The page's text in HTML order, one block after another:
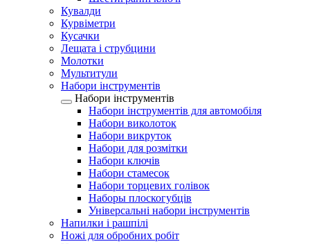
Кувалди
Курвіметри
Кусачки
Лещата і струбцини
Молотки
Мультитули
Набори інструментів
Набори інструментів
Набори інструментів для автомобіля
Набори виколоток
Набори викруток
Набори для розмітки
Набори ключів
Набори стамесок
Набори торцевих голівок
Наборы плоскогубців
Універсальні набори інструментів
Напилки і рашпілі
Ножі для обробних робіт